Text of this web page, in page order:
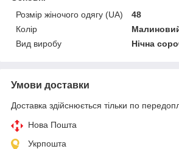
Розмір жіночого одягу (UA)
48
Колір
Вид виробу
Нічна
Умови доставки
Доставка здійснюється тільки по
Нова Пошта
Укрпошта